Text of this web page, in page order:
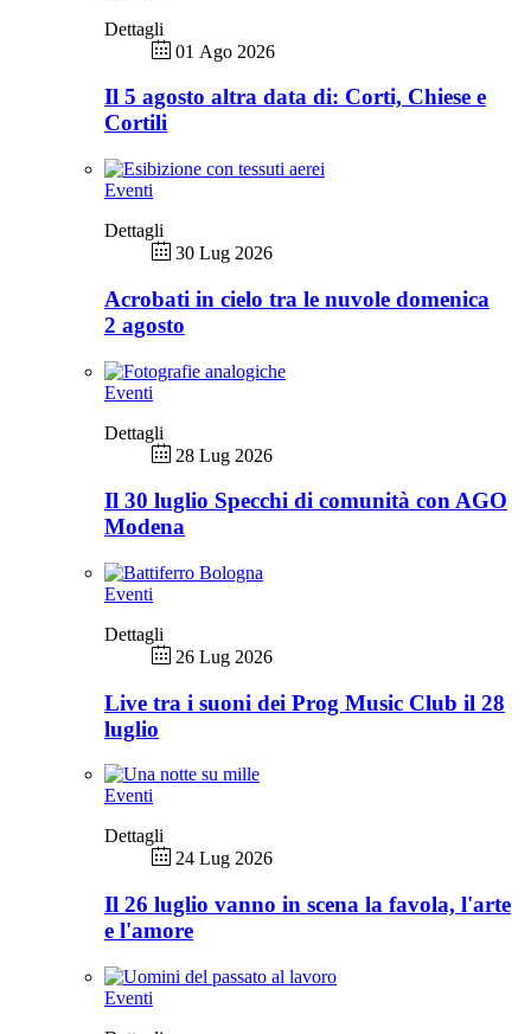
Dettagli
01 Ago 2026
Il 5 agosto altra data di: Corti, Chiese e
Cortili
Eventi
Dettagli
30 Lug 2026
Acrobati in cielo tra le nuvole domenica
2 agosto
Eventi
Dettagli
28 Lug 2026
Il 30 luglio Specchi di comunità con AGO
Modena
Eventi
Dettagli
26 Lug 2026
Live tra i suoni dei Prog Music Club il 28
luglio
Eventi
Dettagli
24 Lug 2026
Il 26 luglio vanno in scena la favola, l'arte
e l'amore
Eventi